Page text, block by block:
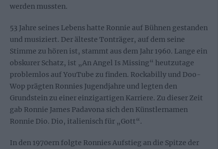
werden mussten.
53 Jahre seines Lebens hatte Ronnie auf Bühnen gestanden
und musiziert. Der älteste Tonträger, auf dem seine
Stimme zu hören ist, stammt aus dem Jahr 1960. Lange ein
obskurer Schatz, ist „An Angel Is Missing“ heutzutage
problemlos auf YouTube zu finden. Rockabilly und Doo-
Wop prägten Ronnies Jugendjahre und legten den
Grundstein zu einer einzigartigen Karriere. Zu dieser Zeit
gab Ronnie James Padavona sich den Künstlernamen
Ronnie Dio. Dio, italienisch für „Gott“.
In den 1970ern folgte Ronnies Aufstieg an die Spitze der